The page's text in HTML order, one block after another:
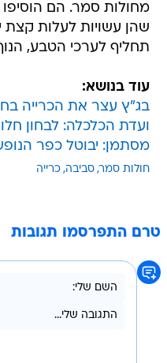
מחולות סמר. הם הוסיפו
שהן עשויות לעלות קצת
תחליף לערכי הטבע,
עוד בנושא:
בג"ץ עצר את הכרייה
ועדת הכלכלה: לבחון
מסתמן: יבוטל כפר
חולות סמר סביבה כרייה
טרם התפרסמו תגובות